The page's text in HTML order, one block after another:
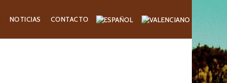
NOTICIAS CONTACTO